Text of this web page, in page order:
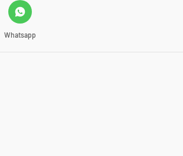
Whatsapp